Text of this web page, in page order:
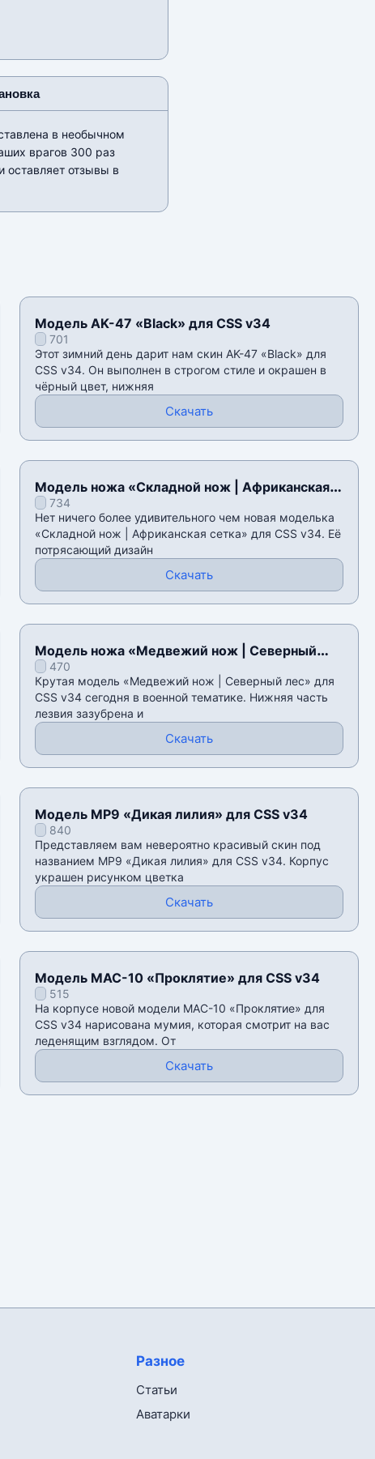
в необычном
врагов 300 раз
отзывы в
Модель AK-47 «Black» для CSS v34
701
Этот зимний день дарит нам скин AK-47 «Black» для
CSS v34. Он выполнен в строгом стиле и окрашен в
чëрный цвет, нижняя
Скачать
Модель ножа «Складной нож | Африканская
сетка» для CSS v34
734
Нет ничего более удивительного чем новая моделька
«Складной нож | Африканская сетка» для CSS v34. Её
потрясающий дизайн
Скачать
Модель ножа «Медвежий нож | Северный
лес» для CSS v34
470
Крутая модель «Медвежий нож | Северный лес» для
CSS v34 сегодня в военной тематике. Нижняя часть
лезвия зазубрена и
Скачать
Модель MP9 «Дикая лилия» для CSS v34
840
Представляем вам невероятно красивый скин под
названием MP9 «Дикая лилия» для CSS v34. Корпус
украшен рисунком цветка
Скачать
Модель MAC-10 «Проклятие» для CSS v34
515
На корпусе новой модели MAC-10 «Проклятие» для
CSS v34 нарисована мумия, которая смотрит на вас
леденящим взглядом. От
Скачать
Разное
Статьи
Аватарки